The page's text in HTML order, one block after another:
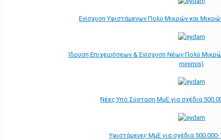
Ενίσχυση Υφιστάμενων Πολύ Μικρών και
Ίδρυση Επιχειρήσεων & Ενίσχυση Νέων Πολύ
minimis)
Νέες Υπό Σύσταση ΜμΕ για σχέδια
Υφιστάμενες ΜμΕ για σχέδια